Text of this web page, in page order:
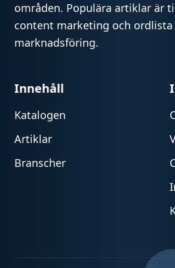
områden. Populära artiklar är
content marketing och
marknadsföring.
Innehåll
Katalogen
Artiklar
Branscher